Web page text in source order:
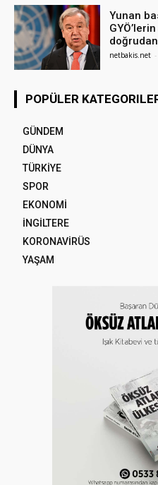
Yunan
netbakis.net -
POPÜLER
GÜNDEM
DÜNYA
TÜRKİYE
SPOR
EKONOMİ
İNGİLTERE
KORONAVİRÜS
YAŞAM